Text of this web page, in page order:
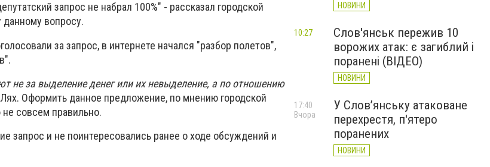
запрос не набрал 100%" - рассказал городской
вопросу.
за запрос, в интернете начался "разбор полетов",
не за выделение денег или их невыделение, а по отношению
Оформить данное предложение, по мнению городской
не совсем правильно.
запрос и не поинтересовались ранее о ходе обсуждений и
НОВИНИ
Слов'янськ пережив 10
ворожих атак: є загиблий і
поранені (ВІДЕО)
НОВИНИ
10:27
У Слов’янську атаковане
перехрестя, п'ятеро
поранених
НОВИНИ
17:40
Вчора